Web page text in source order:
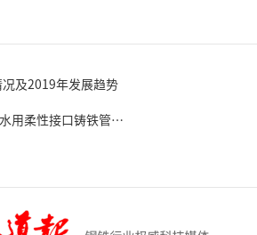
及2019年发展趋势
附件》国家标准宣贯研讨会在郑州召开